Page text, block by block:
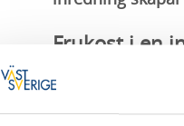
Frukost i en
Efter en skön
utsikt över ängar